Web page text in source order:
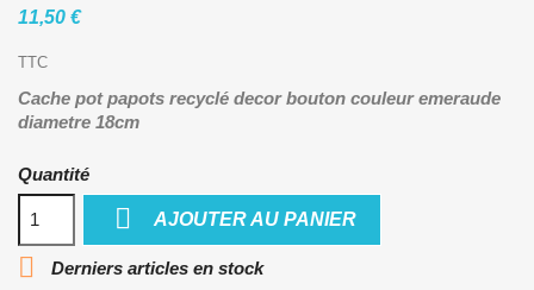
11,50 €
TTC
Cache pot papots recyclé decor bouton couleur emeraude
diametre 18cm
Quantité
 AJOUTER AU PANIER
 Derniers articles en stock